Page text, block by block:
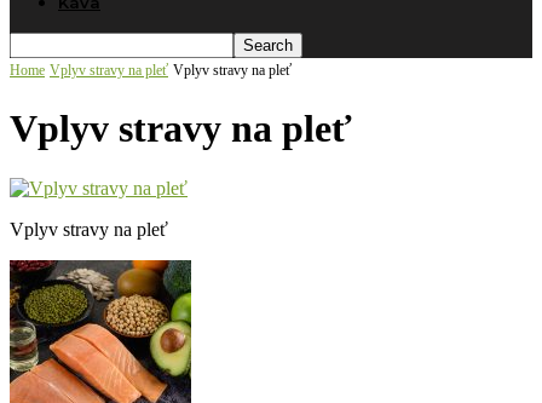
Home Vplyv stravy na pleť Vplyv stravy na pleť
Vplyv stravy na pleť
Vplyv stravy na pleť